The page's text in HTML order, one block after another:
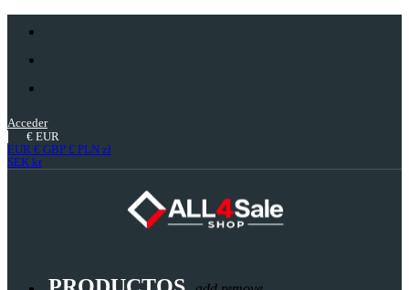
Acceder
€ EUR
EUR € GBP £ PLN zł
SEK kr